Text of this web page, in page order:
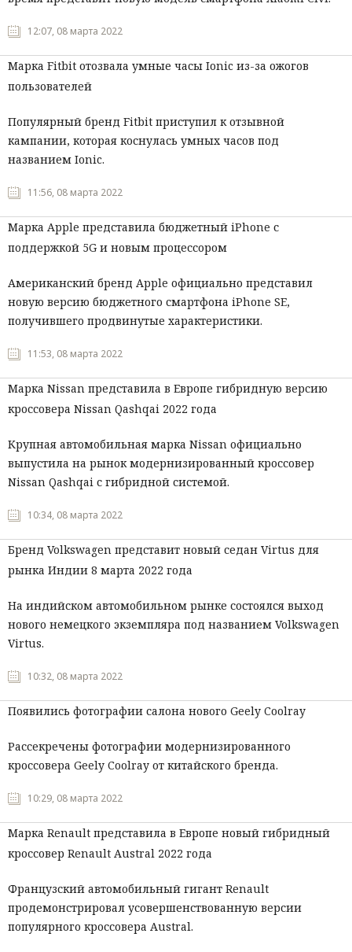
12:07, 08 марта 2022
Марка Fitbit отозвала умные часы Ionic из-за ожогов
пользователей
Популярный бренд Fitbit приступил к отзывной
кампании, которая коснулась умных часов под
названием Ionic.
11:56, 08 марта 2022
Марка Apple представила бюджетный iPhone с
поддержкой 5G и новым процессором
Американский бренд Apple официально представил
новую версию бюджетного смартфона iPhone SE,
получившего продвинутые характеристики.
11:53, 08 марта 2022
Марка Nissan представила в Европе гибридную версию
кроссовера Nissan Qashqai 2022 года
Крупная автомобильная марка Nissan официально
выпустила на рынок модернизированный кроссовер
Nissan Qashqai с гибридной системой.
10:34, 08 марта 2022
Бренд Volkswagen представит новый седан Virtus для
рынка Индии 8 марта 2022 года
На индийском автомобильном рынке состоялся выход
нового немецкого экземпляра под названием Volkswagen
Virtus.
10:32, 08 марта 2022
Появились фотографии салона нового Geely Coolray
Рассекречены фотографии модернизированного
кроссовера Geely Coolray от китайского бренда.
10:29, 08 марта 2022
Марка Renault представила в Европе новый гибридный
кроссовер Renault Austral 2022 года
Французский автомобильный гигант Renault
продемонстрировал усовершенствованную версии
популярного кроссовера Austral.